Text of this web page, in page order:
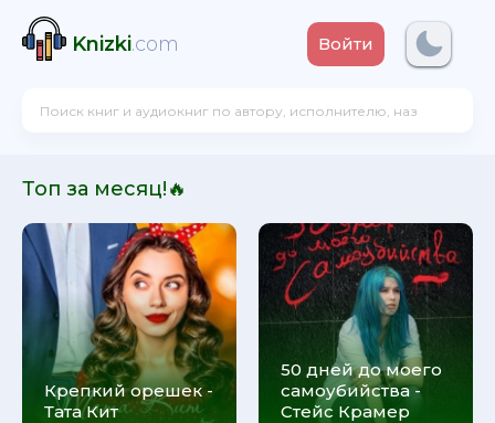
Knizki.com Войти
Топ за месяц!🔥
Крепкий орешек -
Тата Кит
50 дней до моего
самоубийства -
Стейс Крамер